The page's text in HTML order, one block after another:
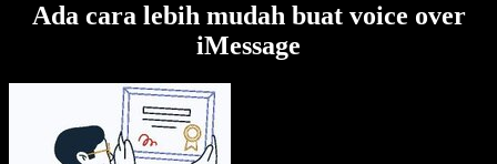
Ada cara lebih mudah buat voice over
iMessage